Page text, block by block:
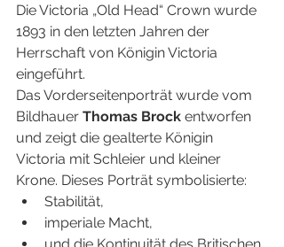
Die Victoria „Old Head“ Crown wurde
1893 in den letzten Jahren der
Herrschaft von Königin Victoria
eingeführt.
Das Vorderseitenporträt wurde vom
Bildhauer Thomas Brock entworfen
und zeigt die gealterte Königin
Victoria mit Schleier und kleiner
Krone. Dieses Porträt symbolisierte:
Stabilität,
imperiale Macht,
und die Kontinuität des Britischen